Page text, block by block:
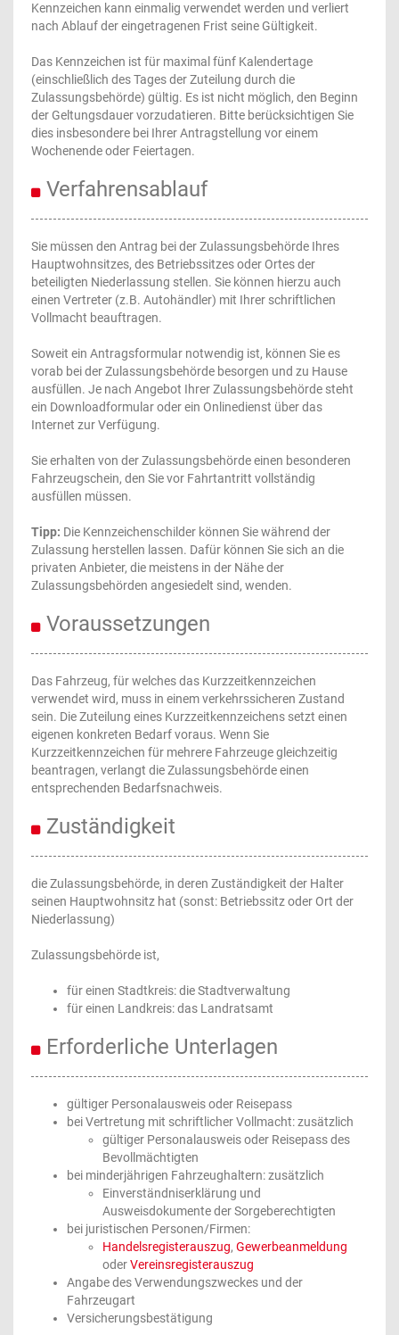
Kennzeichen kann einmalig verwendet werden und verliert
nach Ablauf der eingetragenen Frist seine Gültigkeit.
Das Kennzeichen ist für maximal fünf Kalendertage
(einschließlich des Tages der Zuteilung durch die
Zulassungsbehörde) gültig. Es ist nicht möglich, den Beginn
der Geltungsdauer vorzudatieren. Bitte berücksichtigen Sie
dies insbesondere bei Ihrer Antragstellung vor einem
Wochenende oder Feiertagen.
Verfahrensablauf
Sie müssen den Antrag bei der Zulassungsbehörde Ihres
Hauptwohnsitzes, des Betriebssitzes oder Ortes der
beteiligten Niederlassung stellen. Sie können hierzu auch
einen Vertreter (z.B. Autohändler) mit Ihrer schriftlichen
Vollmacht beauftragen.
Soweit ein Antragsformular notwendig ist, können Sie es
vorab bei der Zulassungsbehörde besorgen und zu Hause
ausfüllen. Je nach Angebot Ihrer Zulassungsbehörde steht
ein Downloadformular oder ein Onlinedienst über das
Internet zur Verfügung.
Sie erhalten von der Zulassungsbehörde einen besonderen
Fahrzeugschein, den Sie vor Fahrtantritt vollständig
ausfüllen müssen.
Tipp: Die Kennzeichenschilder können Sie während der
Zulassung herstellen lassen. Dafür können Sie sich an die
privaten Anbieter, die meistens in der Nähe der
Zulassungsbehörden angesiedelt sind, wenden.
Voraussetzungen
Das Fahrzeug, für welches das Kurzzeitkennzeichen
verwendet wird, muss in einem verkehrssicheren Zustand
sein. Die Zuteilung eines Kurzzeitkennzeichens setzt einen
eigenen konkreten Bedarf voraus. Wenn Sie
Kurzzeitkennzeichen für mehrere Fahrzeuge gleichzeitig
beantragen, verlangt die Zulassungsbehörde einen
entsprechenden Bedarfsnachweis.
Zuständigkeit
die Zulassungsbehörde, in deren Zuständigkeit der Halter
seinen Hauptwohnsitz hat (sonst: Betriebssitz oder Ort der
Niederlassung)
Zulassungsbehörde ist,
für einen Stadtkreis: die Stadtverwaltung
für einen Landkreis: das Landratsamt
Erforderliche Unterlagen
gültiger Personalausweis oder Reisepass
bei Vertretung mit schriftlicher Vollmacht: zusätzlich
gültiger Personalausweis oder Reisepass des
Bevollmächtigten
bei minderjährigen Fahrzeughaltern: zusätzlich
Einverständniserklärung und
Ausweisdokumente der Sorgeberechtigten
bei juristischen Personen/Firmen:
Handelsregisterauszug, Gewerbeanmeldung
oderVereinsregisterauszug
Angabe des Verwendungszweckes und der
Fahrzeugart
Versicherungsbestätigung